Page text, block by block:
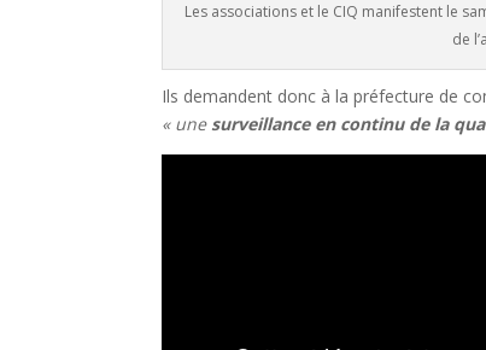
Les associations et le CIQ manifestent le
de
Ils demandent donc à la préfecture de
« une surveillance en continu de la